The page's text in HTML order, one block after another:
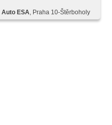
Auto ESA, Praha 10-Štěrboholy